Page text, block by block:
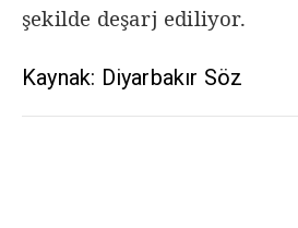
şekilde deşarj ediliyor.
Kaynak: Diyarbakır Söz